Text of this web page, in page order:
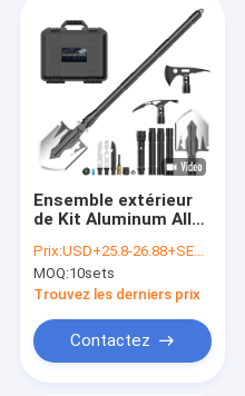
Ensemble extérieur
de Kit Aluminum Alloy
de survie de secours
Prix:USD+25.8-26.88+SETS
MOQ:10sets
Trouvez les derniers prix
Contactez